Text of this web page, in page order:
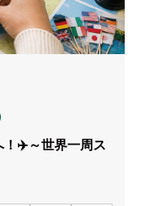
！✈️～世界一周ス